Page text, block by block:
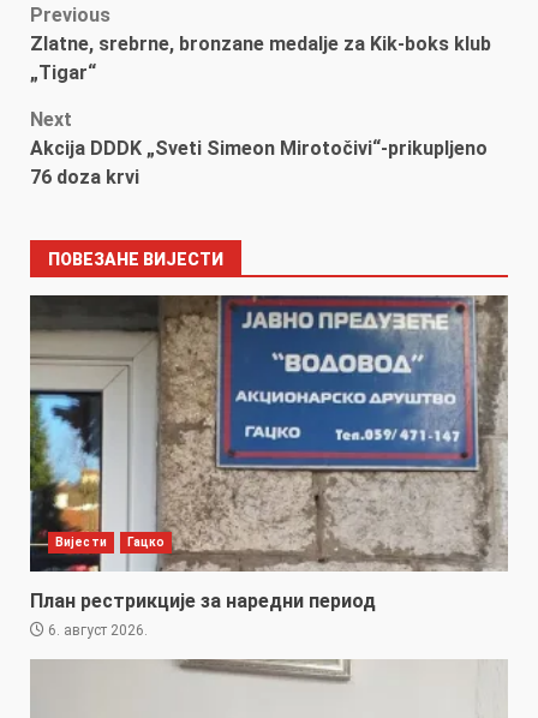
Post
navigation
Previous
Zlatne, srebrne, bronzane medalje za Kik-boks klub
„Tigar“
Next
Akcija DDDK „Sveti Simeon Mirotočivi“-prikupljeno
76 doza krvi
ПОВЕЗАНЕ ВИЈЕСТИ
Вијести Гацко
План рестрикције за наредни период
6. август 2026.